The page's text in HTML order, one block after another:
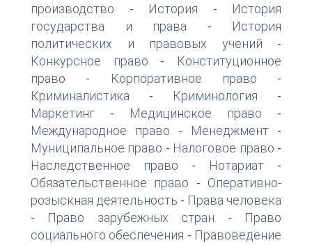
производство - История -
История
государства и права -
История
политических и правовых учений -
Конкурсное право -
Конституционное
право - Корпоративное право -
Криминалистика - Криминология -
Маркетинг - Медицинское право -
Международное право - Менеджмент -
Муниципальное право - Налоговое право -
Наследственное право - Нотариат -
Обязательственное право - Оперативно-
розыскная деятельность - Права человека
- Право зарубежных стран -
Право
социального обеспечения - Правоведение